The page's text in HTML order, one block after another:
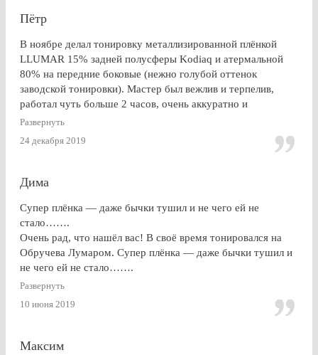
Пётр
В ноябре делал тонировку металлизированной плёнкой
LLUMAR 15% задней полусферы Kodiaq и атермальной
80% на передние боковые (нежно голубой оттенок
заводской тонировки). Мастер был вежлив и терпелив,
работал чуть больше 2 часов, очень аккуратно и
профессионально. Результат на 5+ ! Особенно приятно
получить гарантию на работу и плёнку. Отдельное спасибо
за консультацию, как до работ, так по их завершении!
Развернуть
24 декабря 2019
Дима
Супер плёнка — даже бычки тушил и не чего ей не
стало…….
Очень рад, что нашёл вас! В своё время тонировался на
Обручева Лумаром. Супер плёнка — даже бычки тушил и
не чего ей не стало…….
Развернуть
10 июня 2019
Максим